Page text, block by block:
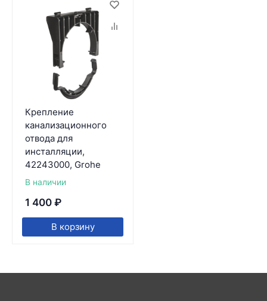
Крепление
канализационного
отвода для
инсталляции,
42243000, Grohe
В наличии
1 400 ₽
В корзину